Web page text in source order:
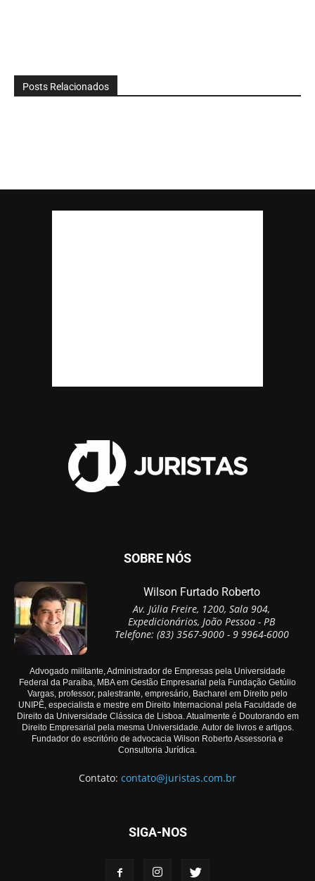
Posts Relacionados
SOBRE NÓS
Wilson Furtado Roberto
Av. Júlia Freire, 1200, Sala 904,
Expedicionários, João Pessoa - PB
Telefone: (83) 3567-9000 - 9 9964-6000
Advogado militante, Administrador de Empresas pela Universidade
Federal da Paraíba, MBA em Gestão Empresarial pela Fundação Getúlio
Vargas, professor, palestrante, empresário, Bacharel em Direito pelo
UNIPÊ, especialista e mestre em Direito Internacional pela Faculdade de
Direito da Universidade Clássica de Lisboa. Atualmente é Doutorando em
Direito Empresarial pela mesma Universidade. Autor de livros e artigos.
Fundador do escritório de advocacia Wilson Roberto Assessoria e
Consultoria Jurídica.
Contato: contato@juristas.com.br
SIGA-NOS